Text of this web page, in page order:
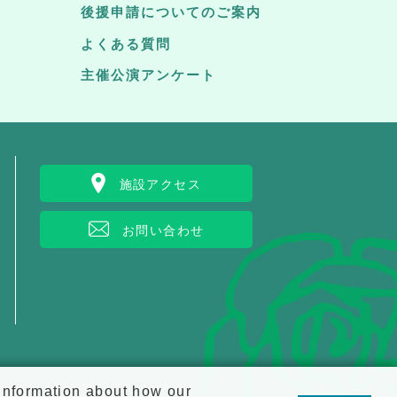
後援申請についてのご案内
よくある質問
主催公演アンケート
施設アクセス
お問い合わせ
about how our